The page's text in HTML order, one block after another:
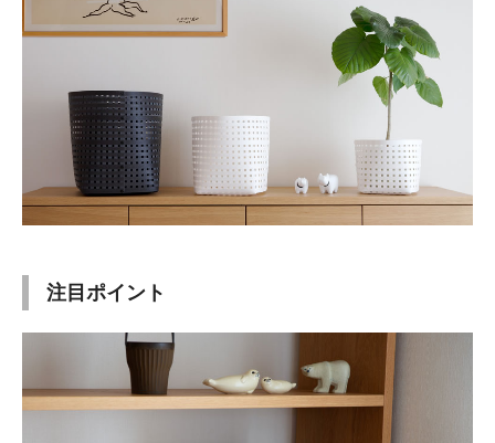
注目ポイント